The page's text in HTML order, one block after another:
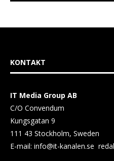
KONTAKT
IT Media Group AB
C/O Convendum
Kungsgatan 9
111 43 Stockholm, Sweden
E-mail: info@it-kanalen.se